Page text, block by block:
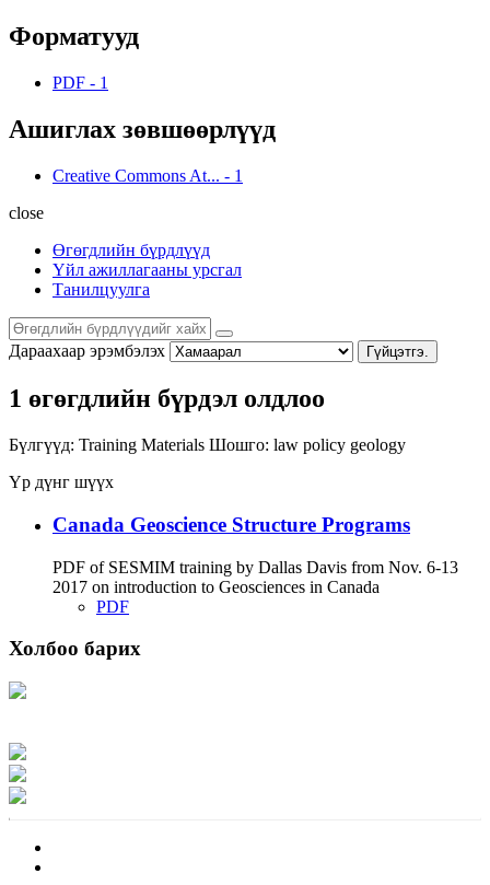
Форматууд
PDF - 1
Ашиглах зөвшөөрлүүд
Creative Commons At... - 1
close
Өгөгдлийн бүрдлүүд
Үйл ажиллагааны урсгал
Танилцуулга
Дараахаар эрэмбэлэх Гүйцэтгэ.
1 өгөгдлийн бүрдэл олдлоо
Бүлгүүд: Training Materials Шошго: law policy geology
Үр дүнг шүүх
Canada Geoscience Structure Programs
PDF of SESMIM training by Dallas Davis from Nov. 6-13
2017 on introduction to Geosciences in Canada
PDF
Холбоо барих